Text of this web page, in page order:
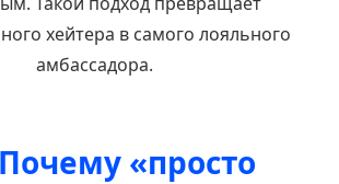
хейтера в самого лояльного
амбассадора.
«просто